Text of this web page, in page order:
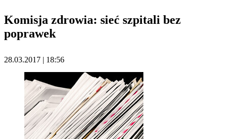
Komisja zdrowia: sieć szpitali bez
poprawek
28.03.2017 | 18:56